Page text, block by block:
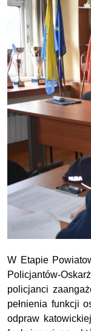
W Etapie
Policjantów-
policjanci
pełnienia funkcji
odpraw